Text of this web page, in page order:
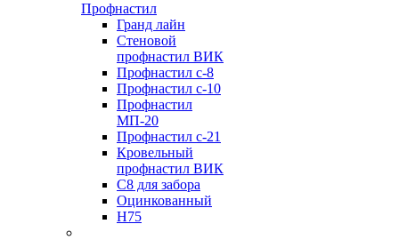
Профнастил
Гранд лайн
Стеновой
профнастил ВИК
Профнастил с-8
Профнастил с-10
Профнастил
МП-20
Профнастил с-21
Кровельный
профнастил ВИК
С8 для забора
Оцинкованный
Н75